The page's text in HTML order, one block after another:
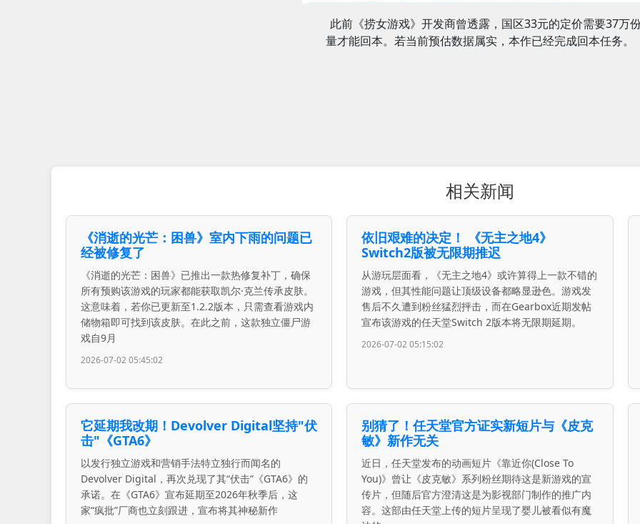
此前《捞女游戏》开发商曾透露，国区33元的定价需要37万
量才能回本。若当前预估数据属实，本作已经完成回本任务。
相关新闻
《消逝的光芒：困兽》室内下雨的问题已
经被修复了
《消逝的光芒：困兽》已推出一款热修复补丁，确保
所有预购该游戏的玩家都能获取凯尔·克兰传承皮肤。
这意味着，若你已更新至1.2.2版本，只需查看游戏内
储物箱即可找到该皮肤。在此之前，这款独立僵尸游
戏自9月
2026-07-02 05:45:02
依旧艰难的决定！ 《无主之地4》
Switch2版被无限期推迟
从游玩层面看，《无主之地4》或许算得上一款不错的
游戏，但其性能问题让顶级设备都略显逊色。游戏发
售后不久遭到粉丝猛烈抨击，而在Gearbox近期发帖
宣布该游戏的任天堂Switch 2版本将无限期延期。
2026-07-02 05:15:02
它延期我改期！Devolver Digital坚持"伏
击"《GTA6》
以发行独立游戏和营销手法特立独行而闻名的
Devolver Digital，再次兑现了其“伏击”《GTA6》的
承诺。在《GTA6》宣布延期至2026年秋季后，这
家“疯批”厂商也立刻跟进，宣布将其神秘新作
别猜了！任天堂官方证实新短片与《皮克
敏》新作无关
近日，任天堂发布的动画短片《靠近你(Close To
You)》曾让《皮克敏》系列粉丝期待这是新游戏的宣
传片，但随后官方澄清这是为影视部门制作的推广内
容。这部由任天堂上传的短片呈现了婴儿被看似有魔